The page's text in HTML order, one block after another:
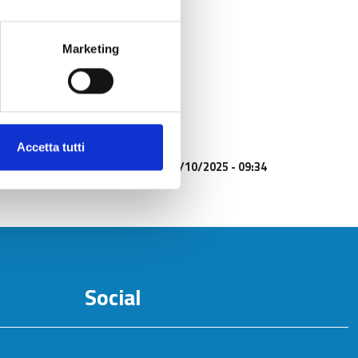
Marketing
Accetta tutti
Aggiornato al 10/10/2025 - 09:34
Social